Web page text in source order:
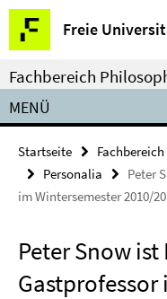
Springe
direkt
zu
Inhalt
Freie
Service-
Navigation
Fachbereich
MENÜ
Startseite Fachbereich
Personalia
Peter
im Wintersemester 2010/
Peter Snow
Gastprofessor